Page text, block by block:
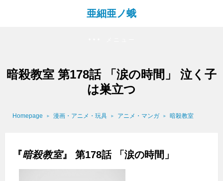
亜細亜ノ蛾
暗殺教室 第178話 「涙の時間」 泣く子
は巣立つ
Homepage 漫画・アニメ・玩具 アニメ・マンガ 暗殺教室
『暗殺教室』 第178話 「涙の時間」